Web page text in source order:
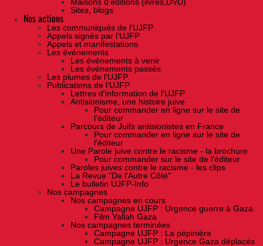
Sites, blogs
Nos actions
Les communiqués de l'UJFP
Appels signés par l'UJFP
Appels et manifestations
Les événements
Les événements à venir
Les événements passés
Les plumes de l'UJFP
Publications de l'UJFP
Lettres d'information de l'UJFP
Antisionisme, une histoire juive
Pour commander en ligne sur le site de
l'éditeur
Parcours de Juifs antisionistes en France
Pour commander en ligne sur le site de
l'éditeur
Une Parole juive contre le racisme - la brochure
Pour commander sur le site de l'éditeur
Paroles juives contre le racisme - les clips
La Revue "De l'Autre Côté"
Le bulletin UJFP-Info
Nos campagnes
Nos campagnes en cours
Campagne UJFP : Urgence guerre à Gaza
Film Yallah Gaza
Nos campagnes terminées
Campagne UJFP : La pépinière
Campagne UJFP : Urgence Gaza déplacés